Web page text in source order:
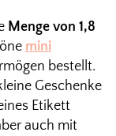
Menge von 1,8
mini
bestellt.
Geschenke
Etikett
auch mit